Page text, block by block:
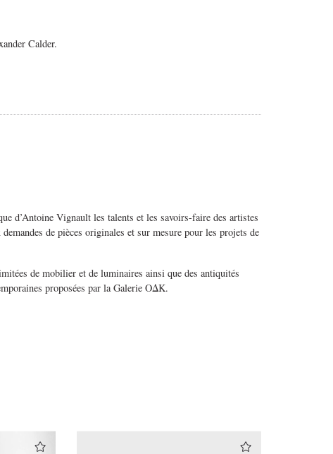
Calder.
d’Antoine Vignault les talents et les savoirs-faire des artistes
de pièces originales et sur mesure pour les projets de
de mobilier et de luminaires ainsi que des antiquités
proposées par la Galerie OΔK.